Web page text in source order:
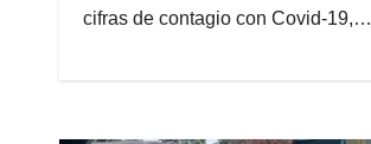
cifras de contagio con Covid-19,…